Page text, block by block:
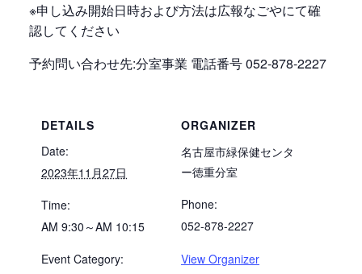
※申し込み開始日時および方法は広報なごやにて確
認してください
予約問い合わせ先:分室事業 電話番号 052-878-2227
DETAILS
Date:
2023年11月27日
Time:
AM 9:30～AM 10:15
Event Category:
ORGANIZER
名古屋市緑保健センタ
ー徳重分室
Phone:
052-878-2227
View Organizer